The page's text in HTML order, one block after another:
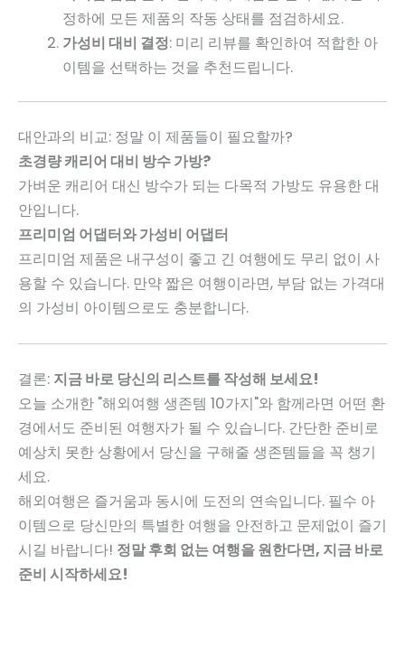
정하에 모든 제품의 작동 상태를 점검하세요.
가성비 대비 결정: 미리 리뷰를 확인하여 적합한 아
이템을 선택하는 것을 추천드립니다.
대안과의 비교: 정말 이 제품들이 필요할까?
초경량 캐리어 대비 방수 가방?
가벼운 캐리어 대신 방수가 되는 다목적 가방도 유용한 대
안입니다.
프리미엄 어댑터와 가성비 어댑터
프리미엄 제품은 내구성이 좋고 긴 여행에도 무리 없이 사
용할 수 있습니다. 만약 짧은 여행이라면, 부담 없는 가격대
의 가성비 아이템으로도 충분합니다.
결론: 지금 바로 당신의 리스트를 작성해 보세요!
오늘 소개한 "해외여행 생존템 10가지"와 함께라면 어떤 환
경에서도 준비된 여행자가 될 수 있습니다. 간단한 준비로
예상치 못한 상황에서 당신을 구해줄 생존템들을 꼭 챙기
세요.
해외여행은 즐거움과 동시에 도전의 연속입니다. 필수 아
이템으로 당신만의 특별한 여행을 안전하고 문제없이 즐기
시길 바랍니다! 정말 후회 없는 여행을 원한다면, 지금 바로
준비 시작하세요!